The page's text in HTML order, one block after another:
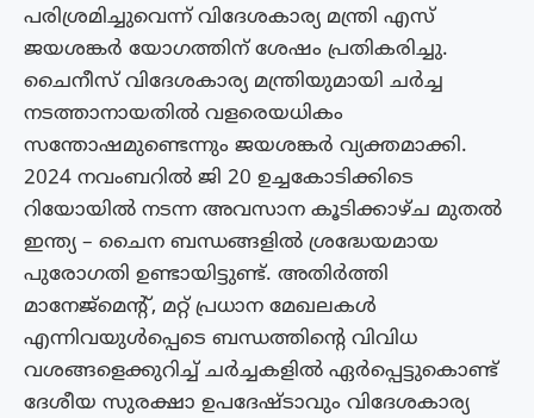
പരിശ്രമിച്ചുവെന്ന് വിദേശകാര്യ മന്ത്രി എസ്
ജയശങ്കർ യോഗത്തിന് ശേഷം പ്രതികരിച്ചു.
ചൈനീസ് വിദേശകാര്യ മന്ത്രിയുമായി ചർച്ച
നടത്താനായതിൽ വളരെയധികം
സന്തോഷമുണ്ടെന്നും ജയശങ്കർ വ്യക്തമാക്കി.
2024 നവംബറിൽ ജി 20 ഉച്ചകോടിക്കിടെ
റിയോയിൽ നടന്ന അവസാന കൂടിക്കാഴ്ച മുതൽ
ഇന്ത്യ – ചൈന ബന്ധങ്ങളിൽ ശ്രദ്ധേയമായ
പുരോഗതി ഉണ്ടായിട്ടുണ്ട്. അതിർത്തി
മാനേജ്മെന്റ്, മറ്റ് പ്രധാന മേഖലകൾ
എന്നിവയുൾപ്പെടെ ബന്ധത്തിന്റെ വിവിധ
വശങ്ങളെക്കുറിച്ച് ചർച്ചകളിൽ ഏർപ്പെട്ടുകൊണ്ട്
ദേശീയ സുരക്ഷാ ഉപദേഷ്ടാവും വിദേശകാര്യ